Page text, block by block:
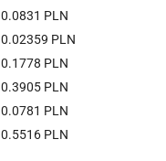
0.0831 PLN
0.02359 PLN
0.1778 PLN
0.3905 PLN
0.0781 PLN
0.5516 PLN